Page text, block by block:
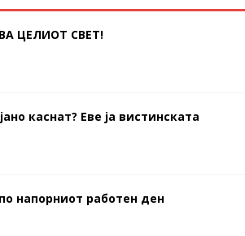
ЦЕЛИОТ СВЕТ!
каснат? Еве ја вистинската
напорниот работен ден